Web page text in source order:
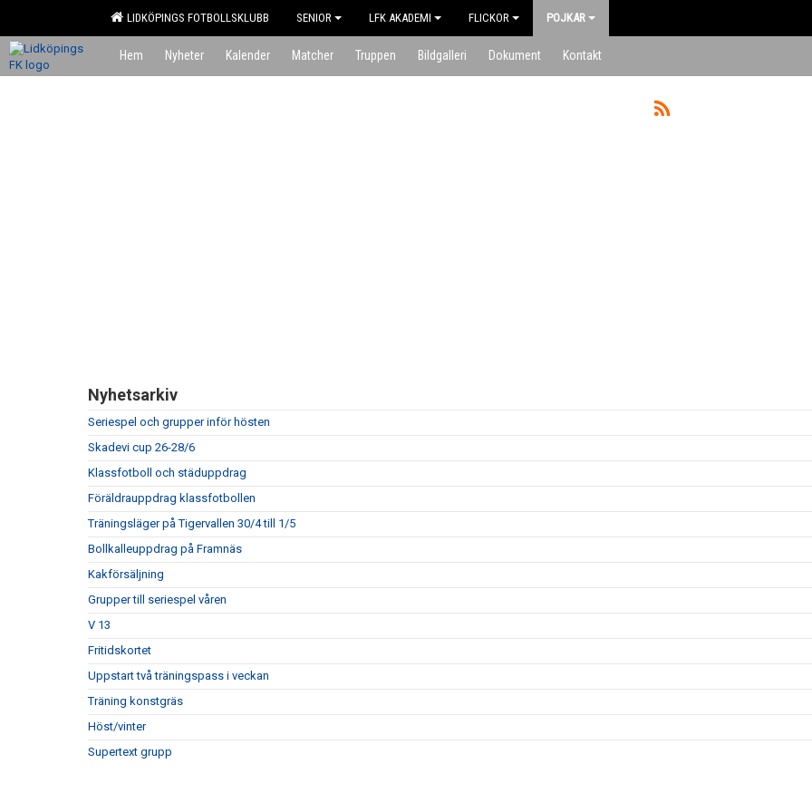
LIDKÖPINGS FOTBOLLSKLUBB SENIOR LFK AKADEMI FLICKOR POJKAR
Hem Nyheter Kalender Matcher Truppen Bildgalleri Dokument Kontakt
Nyhetsarkiv
Seriespel och grupper inför hösten
Skadevi cup 26-28/6
Klassfotboll och städuppdrag
Föräldrauppdrag klassfotbollen
Träningsläger på Tigervallen 30/4 till 1/5
Bollkalleuppdrag på Framnäs
Kakförsäljning
Grupper till seriespel våren
V 13
Fritidskortet
Uppstart två träningspass i veckan
Träning konstgräs
Höst/vinter
Supertext grupp